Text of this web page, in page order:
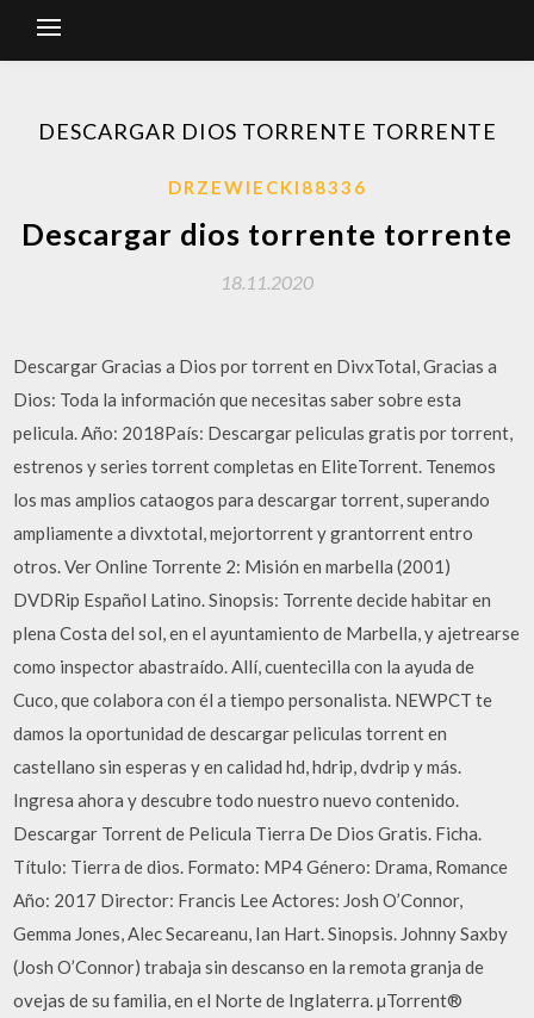
DESCARGAR DIOS TORRENTE TORRENTE
DRZEWIECKI88336
Descargar dios torrente torrente
18.11.2020
Descargar Gracias a Dios por torrent en DivxTotal, Gracias a
Dios: Toda la información que necesitas saber sobre esta
pelicula. Año: 2018País: Descargar peliculas gratis por torrent,
estrenos y series torrent completas en EliteTorrent. Tenemos
los mas amplios cataogos para descargar torrent, superando
ampliamente a divxtotal, mejortorrent y grantorrent entro
otros. Ver Online Torrente 2: Misión en marbella (2001)
DVDRip Español Latino. Sinopsis: Torrente decide habitar en
plena Costa del sol, en el ayuntamiento de Marbella, y ajetrearse
como inspector abastraído. Allí, cuentecilla con la ayuda de
Cuco, que colabora con él a tiempo personalista. NEWPCT te
damos la oportunidad de descargar peliculas torrent en
castellano sin esperas y en calidad hd, hdrip, dvdrip y más.
Ingresa ahora y descubre todo nuestro nuevo contenido.
Descargar Torrent de Pelicula Tierra De Dios Gratis. Ficha.
Título: Tierra de dios. Formato: MP4 Género: Drama, Romance
Año: 2017 Director: Francis Lee Actores: Josh O’Connor,
Gemma Jones, Alec Secareanu, Ian Hart. Sinopsis. Johnny Saxby
(Josh O’Connor) trabaja sin descanso en la remota granja de
ovejas de su familia, en el Norte de Inglaterra. µTorrent®